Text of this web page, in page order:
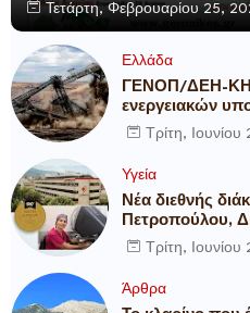
Τετάρτη, Φεβρουαρίου 25,
Ελλάδα
ΓΕΝΟΠ/ΔΕΗ-
ενεργειακών
Τρίτη,
Υγεία
Νέα διεθνής
Πετροπούλου,
Metropolitan
Τρίτη,
Άρθρα